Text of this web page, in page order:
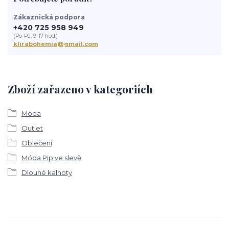
Zboží zařazeno v kategoriích
Móda
Outlet
Oblečení
Móda Pip ve slevě
Dlouhé kalhoty
Zákaznická podpora
+420 725 958 949
(Po-Pá, 9-17 hod.)
klirabohemia@gmail.com